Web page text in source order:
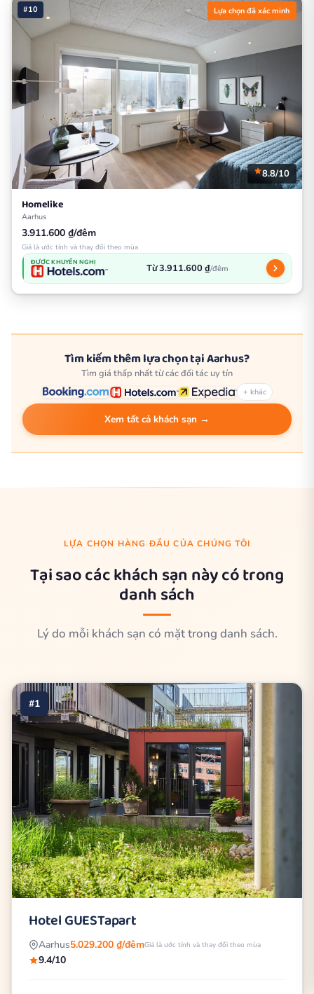
#10 Lựa chọn đã xác minh
8.8/10
Homelike
Aarhus
3.911.600 ₫/đêm
Giá là ước tính và thay đổi theo mùa
ĐƯỢC KHUYẾN NGHỊ Từ 3.911.600 ₫/đêm
Tìm kiếm thêm lựa chọn tại Aarhus?
Tìm giá thấp nhất từ các đối tác uy tín
+ khác
Xem tất cả khách sạn →
LỰA CHỌN HÀNG ĐẦU CỦA CHÚNG TÔI
Tại sao các khách sạn này có trong
danh sách
Lý do mỗi khách sạn có mặt trong danh sách.
#1
Hotel GUESTapart
Aarhus5.029.200 ₫/đêmGiá là ước tính và thay đổi theo mùa
9.4/10